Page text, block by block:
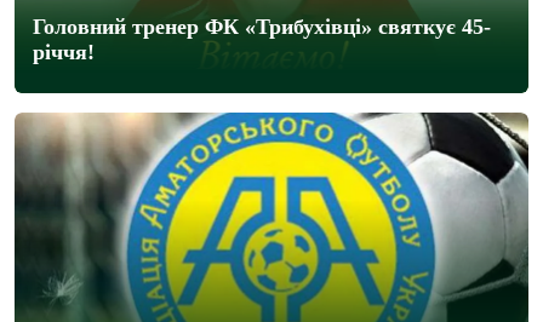
Головний тренер ФК «Трибухівці» святкує 45-
річчя!